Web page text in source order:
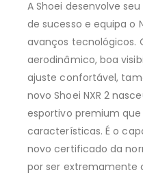
A Shoei desenvolve
de sucesso e equipa o
avanços tecnológicos.
aerodinâmico, boa
ajuste confortável,
novo Shoei NXR 2
esportivo premium
características. É o
novo certificado da
por ser extremamente